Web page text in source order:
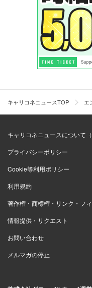
キャリコネニュースTOP エ
キャリコネニュースについて
プライバシーポリシー
Cookie等利用ポリシー
利用規約
著作権・商標権・リンク・フ
情報提供・リクエスト
お問い合わせ
メルマガの停止